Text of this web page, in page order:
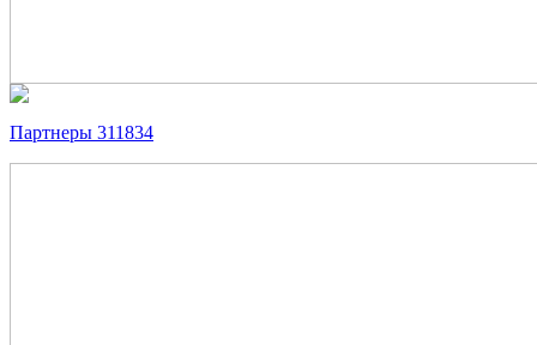
Партнеры 311834